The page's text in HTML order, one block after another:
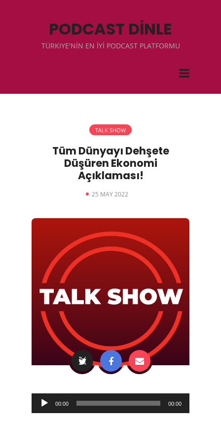
PODCAST DİNLE
TÜRKIYE'NİN EN İYİ PODCAST PLATFORMU
TALK SHOW
Tüm Dünyayı Dehşete
Düşüren Ekonomi
Açıklaması!
25 MAY 2022
Audio
Player
00:00 00:00